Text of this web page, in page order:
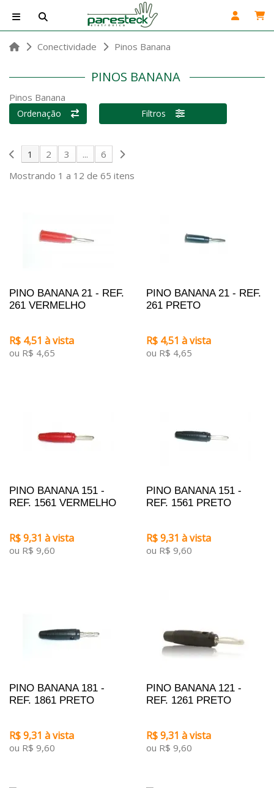
Conectividade Pinos Banana
PINOS BANANA
Pinos Banana
Ordenação Filtros
1 2 3 ...
6
Mostrando 1 a 12 de 65 itens
PINO BANANA 21 - REF.
261 VERMELHO
R$ 4,51 à vista
ou R$ 4,65
PINO BANANA 21 - REF.
261 PRETO
R$ 4,51 à vista
ou R$ 4,65
PINO BANANA 151 -
REF. 1561 VERMELHO
R$ 9,31 à vista
ou R$ 9,60
PINO BANANA 151 -
REF. 1561 PRETO
R$ 9,31 à vista
ou R$ 9,60
PINO BANANA 181 -
REF. 1861 PRETO
R$ 9,31 à vista
ou R$ 9,60
PINO BANANA 121 -
REF. 1261 PRETO
R$ 9,31 à vista
ou R$ 9,60